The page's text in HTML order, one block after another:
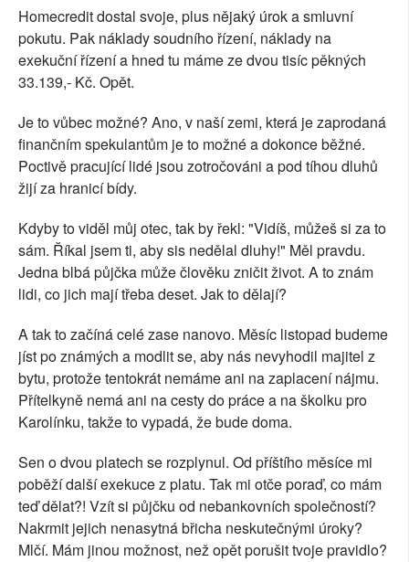
Homecredit dostal svoje, plus nějaký úrok a smluvní
pokutu. Pak náklady soudního řízení, náklady na
exekuční řízení a hned tu máme ze dvou tisíc pěkných
33.139,- Kč. Opět.
Je to vůbec možné? Ano, v naší zemi, která je zaprodaná
finančním spekulantům je to možné a dokonce běžné.
Poctivě pracující lidé jsou zotročováni a pod tíhou dluhů
žijí za hranicí bídy.
Kdyby to viděl můj otec, tak by řekl: "Vidíš, můžeš si za to
sám. Říkal jsem ti, aby sis nedělal dluhy!" Měl pravdu.
Jedna blbá půjčka může člověku zničit život. A to znám
lidi, co jich mají třeba deset. Jak to dělají?
A tak to začíná celé zase nanovo. Měsíc listopad budeme
jíst po známých a modlit se, aby nás nevyhodil majitel z
bytu, protože tentokrát nemáme ani na zaplacení nájmu.
Přítelkyně nemá ani na cesty do práce a na školku pro
Karolínku, takže to vypadá, že bude doma.
Sen o dvou platech se rozplynul. Od příštího měsíce mi
poběží další exekuce z platu. Tak mi otče poraď, co mám
teď dělat?! Vzít si půjčku od nebankovních společností?
Nakrmit jejich nenasytná břicha neskutečnými úroky?
Mlčí. Mám jinou možnost, než opět porušit tvoje pravidlo?